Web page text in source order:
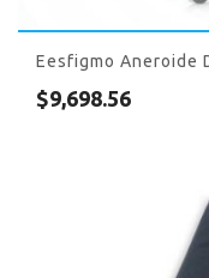
Eesfigmo Aneroide
$9,698.56